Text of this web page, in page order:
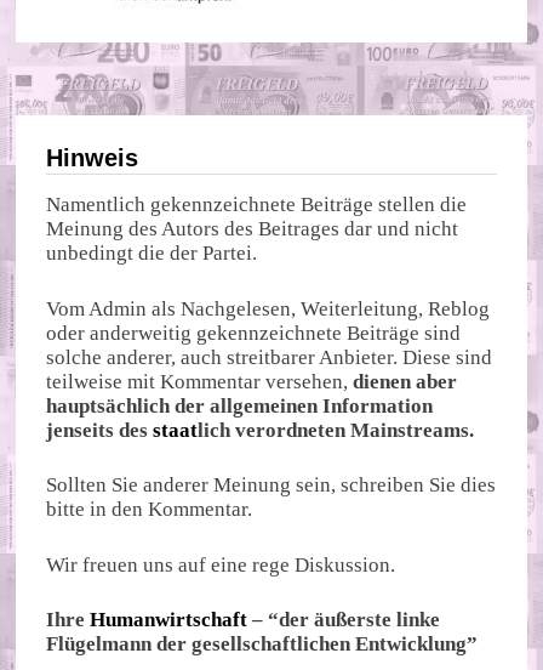
Hinweis
Namentlich gekennzeichnete Beiträge stellen die
Meinung des Autors des Beitrages dar und nicht
unbedingt die der Partei.
Vom Admin als Nachgelesen, Weiterleitung, Reblog
oder anderweitig gekennzeichnete Beiträge sind
solche anderer, auch streitbarer Anbieter. Diese sind
teilweise mit Kommentar versehen,dienen aber
hauptsächlich der allgemeinen Information
jenseits desstaatlich verordneten Mainstreams.
Sollten Sie anderer Meinung sein, schreiben Sie dies
bitte in den Kommentar.
Wir freuen uns auf eine rege Diskussion.
IhreHumanwirtschaft – “der äußerste linke
Flügelmann der gesellschaftlichen Entwicklung”